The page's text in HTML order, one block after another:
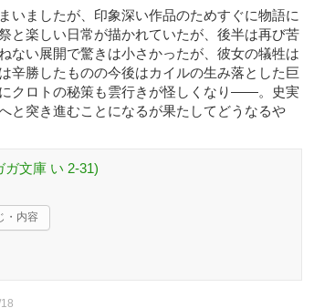
いましたが、印象深い作品のためすぐに物語に
と楽しい日常が描かれていたが、後半は再び苦
ない展開で驚きは小さかったが、彼女の犠牲は
辛勝したものの今後はカイルの生み落とした巨
クロトの秘策も雲行きが怪しくなり――。史実
と突き進むことになるが果たしてどうなるや
ガ文庫 い 2-31)
・内容